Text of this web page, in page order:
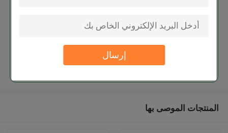
إرسال
المنتجات الموصى بها